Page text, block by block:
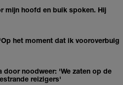
mijn hoofd en buik spoken. Hij
het moment dat ik vooroverbuig
door noodweer: 'We zaten op de
reizigers'